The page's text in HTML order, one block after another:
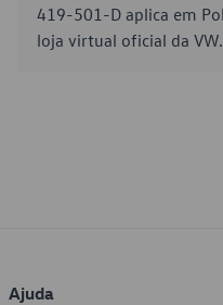
419-501-D aplica em
loja virtual oficial da VW.
Ajuda